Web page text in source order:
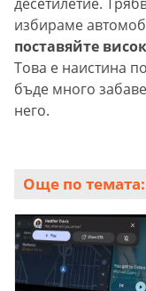
избираме
поставяйте
Това е наистина
бъде много
него.
Още по темата: